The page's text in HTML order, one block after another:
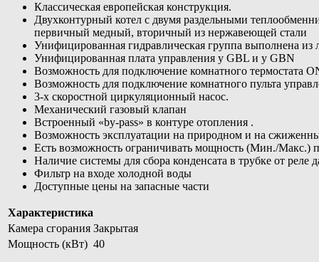
Классическая европейская конструкция.
Двухконтурный котел с двумя раздельными
первичный медный, вторичный из нержавеющей стали
Унифицированная гидравлическая группа выполнена из
Унифицированная плата управления у GBL и у GBN
Возможность для подключение комнатного термостата
Возможность для подключение комнатного пульта
3-х скоростной циркуляционный насос.
Механический газовый клапан
Встроенный «by-pass» в контуре отопления .
Возможность эксплуатации на природном и на
Есть возможность ограничивать мощность (Мин./
Наличие системы для сбора конденсата в трубке от реле
Фильтр на входе холодной воды
Доступные цены на запасные части
Характеристика
Камера сгорания Закрытая
Мощность (кВт) 40